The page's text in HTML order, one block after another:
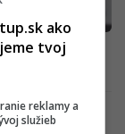
a posilní
mnoho
tí, čo si ju
ako
tvoj
reklamy a
služieb